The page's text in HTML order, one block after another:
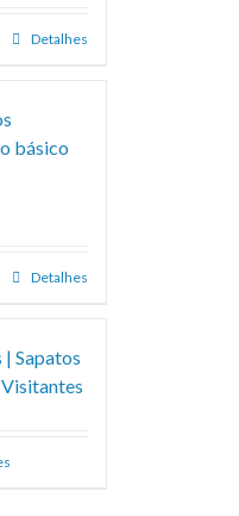
Detalhes
básico
Detalhes
Sapatos